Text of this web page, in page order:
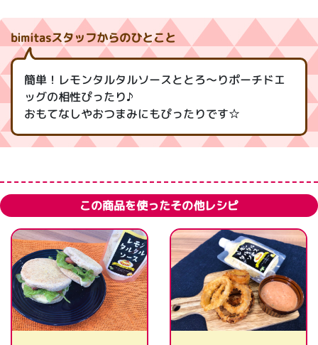
bimitasスタッフからのひとこと
簡単！レモンタルタルソースととろ～りポーチドエ
ッグの相性ぴったり♪
おもてなしやおつまみにもぴったりです☆
この商品を使ったその他レシピ